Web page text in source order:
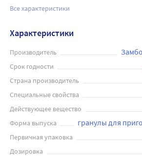
Все характеристики
Характеристики
Производитель
Срок годности
Страна производитель
Специальные свойства
Действующее вещество
Форма выпуска
Первичная упаковка
Дозировка